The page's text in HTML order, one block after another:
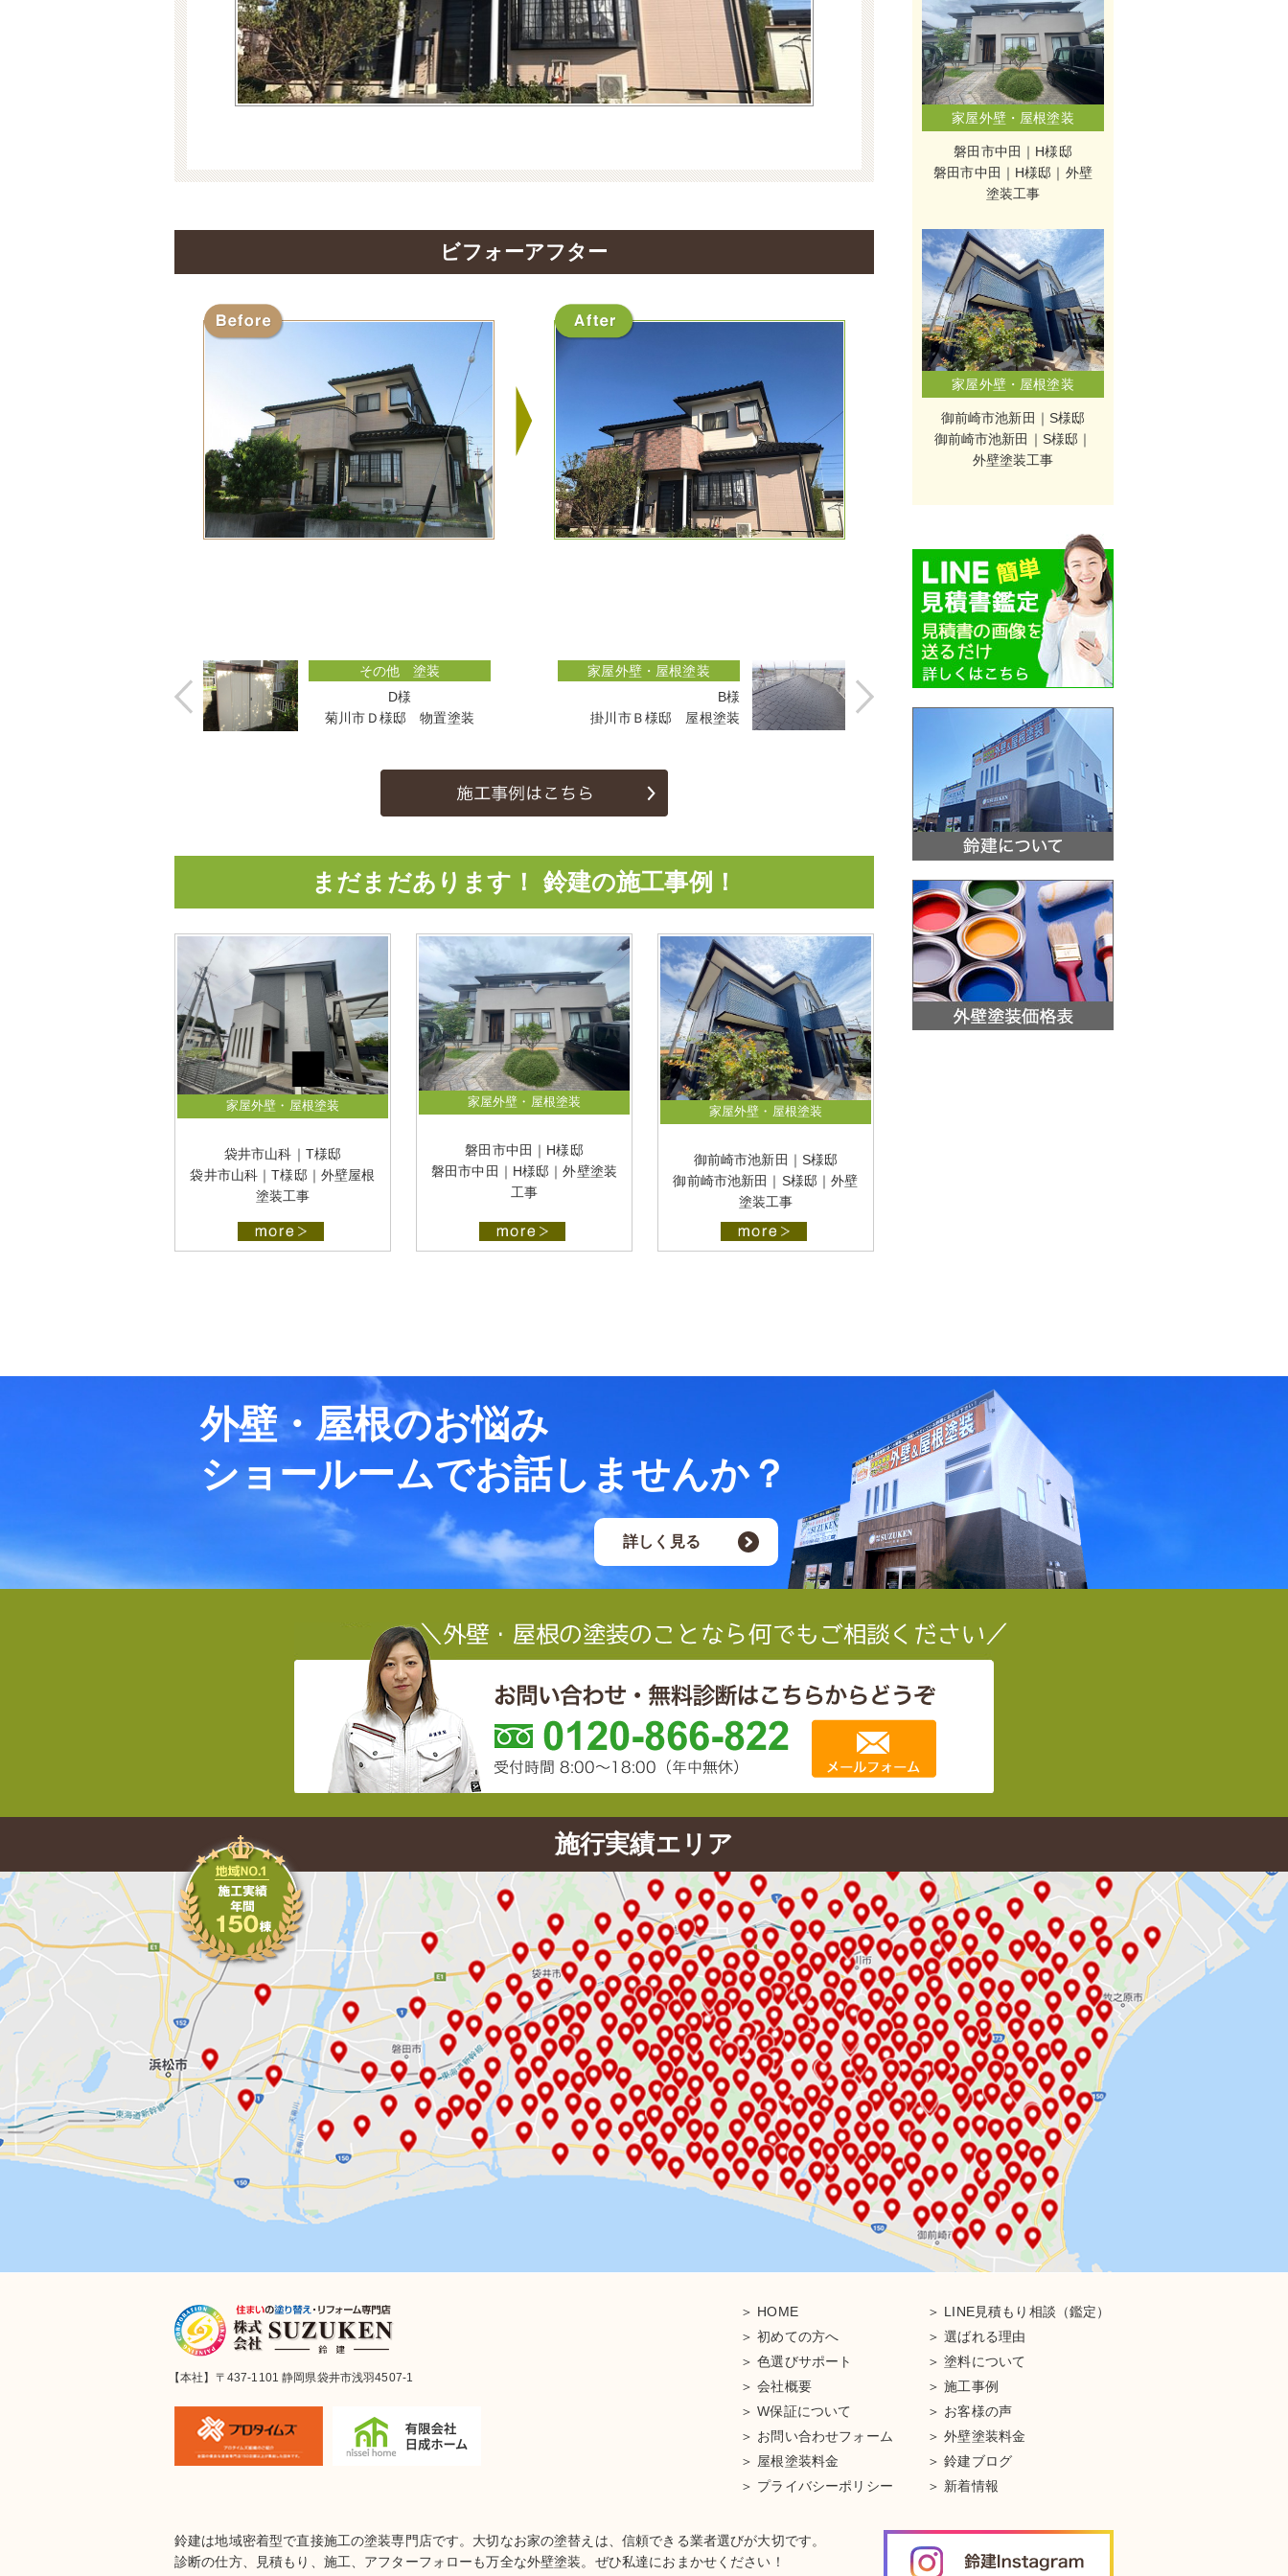
ビフォーアフター
その他 塗装
D様
菊川市Ｄ様邸 物置塗装
家屋外壁・屋根塗装
B様
掛川市Ｂ様邸 屋根塗装
まだまだあります！ 鈴建の施工事例！
家屋外壁・屋根塗装
袋井市山科｜T様邸
袋井市山科｜T様邸｜外壁屋根
塗装工事
家屋外壁・屋根塗装
磐田市中田｜H様邸
磐田市中田｜H様邸｜外壁塗装
工事
家屋外壁・屋根塗装
御前崎市池新田｜S様邸
御前崎市池新田｜S様邸｜外壁
塗装工事
家屋外壁・屋根塗装
磐田市中田｜H様邸
磐田市中田｜H様邸｜外壁
塗装工事
家屋外壁・屋根塗装
御前崎市池新田｜S様邸
御前崎市池新田｜S様邸｜
外壁塗装工事
外壁・屋根のお悩み
ショールームでお話しませんか？
詳しく見る
施行実績エリア
【本社】〒437-1101 静岡県袋井市浅羽4507-1
HOME
LINE見積もり相談（鑑定）
初めての方へ
選ばれる理由
色選びサポート
塗料について
会社概要
施工事例
W保証について
お客様の声
お問い合わせフォーム
外壁塗装料金
屋根塗装料金
鈴建ブログ
プライバシーポリシー
新着情報
鈴建は地域密着型で直接施工の塗装専門店です。大切なお家の塗替えは、信頼できる業者選びが大切です。
診断の仕方、見積もり、施工、アフターフォローも万全な外壁塗装。ぜひ私達におまかせください！